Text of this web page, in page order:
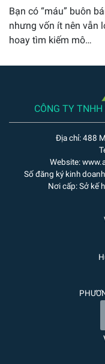
Bạn có “máu” buôn
nhưng vốn ít nên vẫn
hoay tìm kiếm mô…
CÔNG TY
Địa chỉ: 488
Website:
Số đăng ký kinh
Nơi cấp: Sở kế